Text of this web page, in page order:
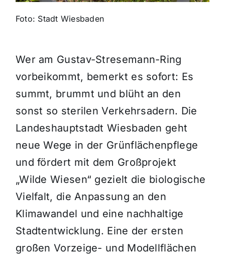
Foto: Stadt Wiesbaden
Wer am Gustav-Stresemann-Ring
vorbeikommt, bemerkt es sofort: Es
summt, brummt und blüht an den
sonst so sterilen Verkehrsadern. Die
Landeshauptstadt Wiesbaden geht
neue Wege in der Grünflächenpflege
und fördert mit dem Großprojekt
„Wilde Wiesen“ gezielt die biologische
Vielfalt, die Anpassung an den
Klimawandel und eine nachhaltige
Stadtentwicklung. Eine der ersten
großen Vorzeige- und Modellflächen